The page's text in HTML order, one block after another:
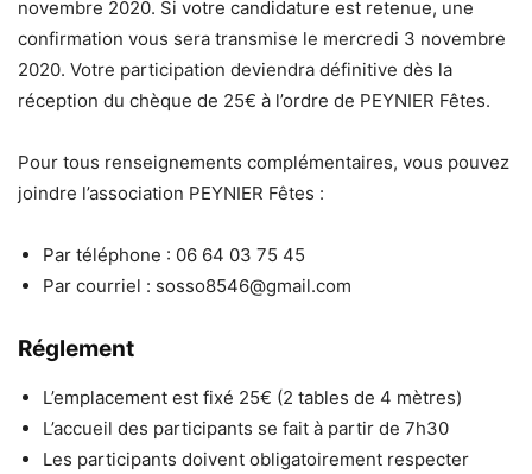
novembre 2020. Si votre candidature est retenue, une
confirmation vous sera transmise le mercredi 3 novembre
2020. Votre participation deviendra définitive dès la
réception du chèque de 25€ à l’ordre de PEYNIER Fêtes.
Pour tous renseignements complémentaires, vous pouvez
joindre l’association PEYNIER Fêtes :
Par téléphone : 06 64 03 75 45
Par courriel : sosso8546@gmail.com
Réglement
L’emplacement est fixé 25€ (2 tables de 4 mètres)
L’accueil des participants se fait à partir de 7h30
Les participants doivent obligatoirement respecter